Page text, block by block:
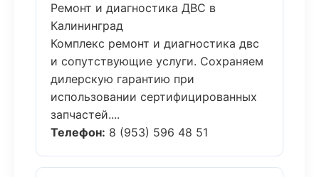
Ремонт и диагностика ДВС в
Калининград
Комплекс ремонт и диагностика двс
и сопутствующие услуги. Сохраняем
дилерскую гарантию при
использовании сертифицированных
запчастей....
Телефон: 8 (953) 596 48 51